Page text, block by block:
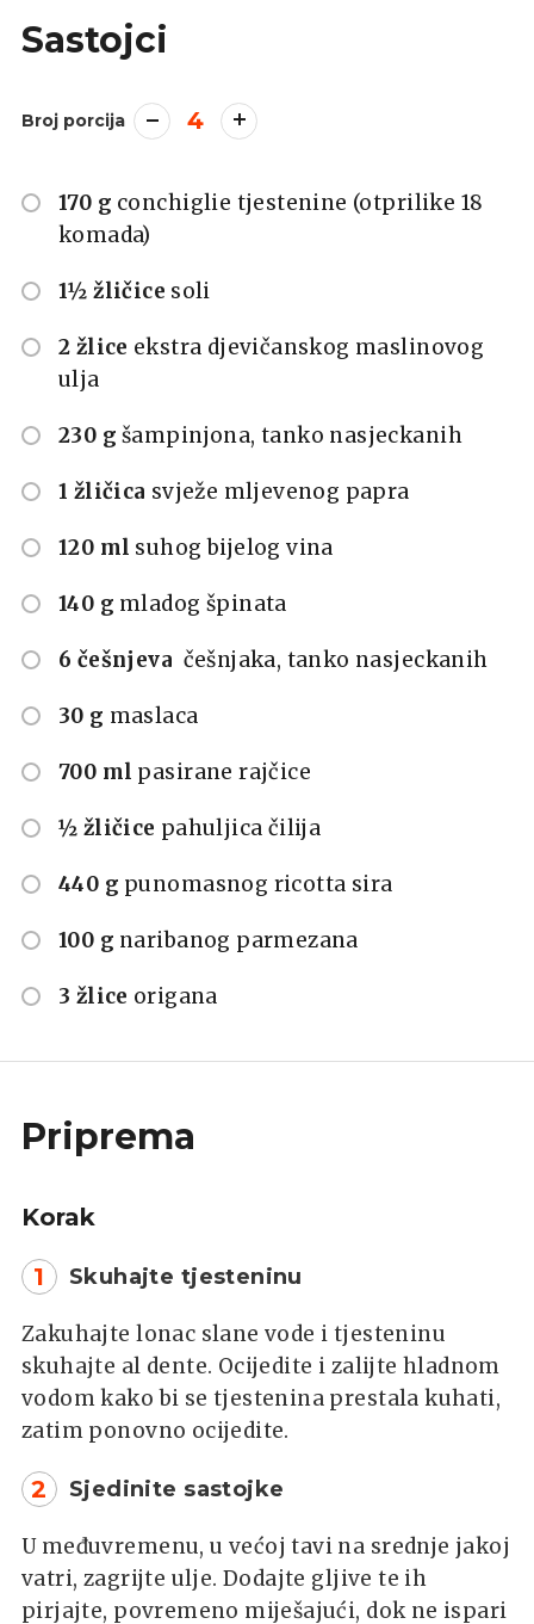
Sastojci
Broj porcija 4
170 g conchiglie tjestenine (otprilike 18
komada)
1½ žličice soli
2 žlice ekstra djevičanskog maslinovog
ulja
230 g šampinjona, tanko nasjeckanih
1 žličica svježe mljevenog papra
120 ml suhog bijelog vina
140 g mladog špinata
6 češnjeva češnjaka, tanko nasjeckanih
30 g maslaca
700 ml pasirane rajčice
½ žličice pahuljica čilija
440 g punomasnog ricotta sira
100 g naribanog parmezana
3 žlice origana
Priprema
Korak
1 Skuhajte tjesteninu
Zakuhajte lonac slane vode i tjesteninu
skuhajte al dente. Ocijedite i zalijte hladnom
vodom kako bi se tjestenina prestala kuhati,
zatim ponovno ocijedite.
2 Sjedinite sastojke
U međuvremenu, u većoj tavi na srednje jakoj
vatri, zagrijte ulje. Dodajte gljive te ih
pirjajte, povremeno miješajući, dok ne ispari